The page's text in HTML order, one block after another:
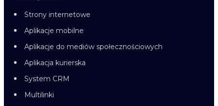
Strony internetowe
Aplikacje mobilne
Aplikacje do mediów społecznościowych
Aplikacja kurierska
System CRM
Multilinki